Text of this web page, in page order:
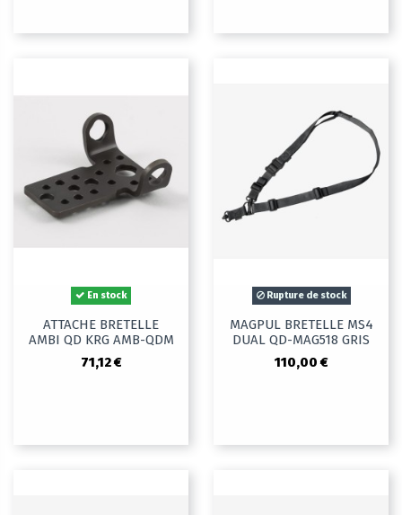
En stock
ATTACHE BRETELLE
AMBI QD KRG AMB-QDM
71,12 €
Rupture de stock
MAGPUL BRETELLE MS4
DUAL QD-MAG518 GRIS
110,00 €